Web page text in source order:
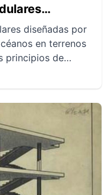
marítimos
diseñadas por
en terrenos
principios de
para enfrentar
También
para el
persisten